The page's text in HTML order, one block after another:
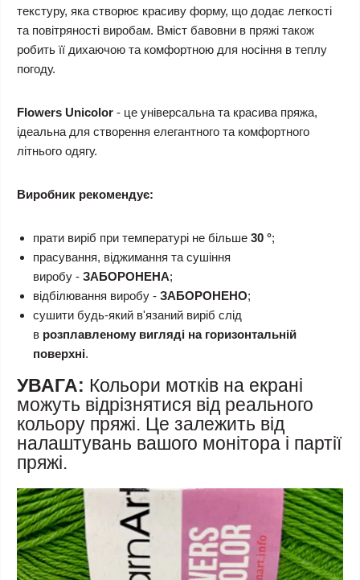
текстуру, яка створює красиву форму, що додає легкості
та повітряності виробам. Вміст бавовни в пряжі також
робить її дихаючою та комфортною для носіння в теплу
погоду.
Flowers Unicolor - це універсальна та красива пряжа,
ідеальна для створення елегантного та комфортного
літнього одягу.
Виробник рекомендує:
прати виріб при температурі не більше 30 °;
прасування, віджимання та сушіння
виробу - ЗАБОРОНЕНА;
відбілювання виробу - ЗАБОРОНЕНО;
сушити будь-який в'язаний виріб слід
в розплавленому вигляді на горизонтальній
поверхні.
УВАГА: Кольори мотків на екрані
можуть відрізнятися від реального
кольору пряжі. Це залежить від
налаштувань вашого монітора і партії
пряжі.